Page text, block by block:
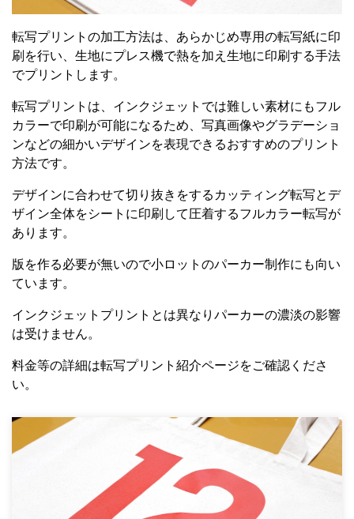
転写プリントの加工方法は、あらかじめ専用の転写紙に印
刷を行い、生地にプレス機で熱を加え生地に印刷する手法
でプリントします。
転写プリントは、インクジェットでは難しい素材にもフル
カラーで印刷が可能になるため、写真画像やグラデーショ
ンなどの細かいデザインを表現できるおすすめのプリント
方法です。
デザインに合わせて切り抜きをするカッティング転写とデ
ザイン全体をシートに印刷して圧着するフルカラー転写が
あります。
版を作る必要が無いので小ロットのパーカー制作にも向い
ています。
インクジェットプリントとは異なりパーカーの濃淡の影響
は受けません。
料金等の詳細は転写プリント紹介ページをご確認くださ
い。